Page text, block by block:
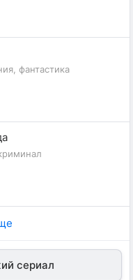
фантастика
сериал